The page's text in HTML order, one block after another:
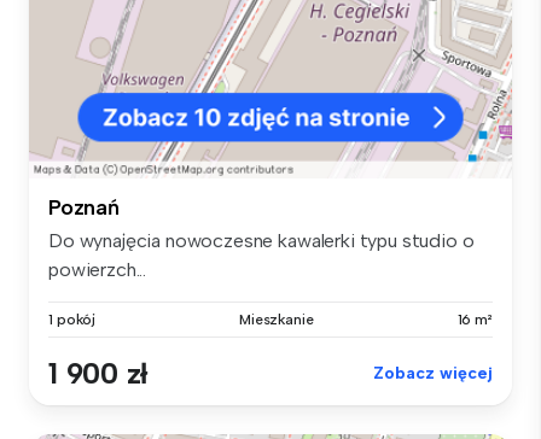
Poznań
Do wynajęcia nowoczesne kawalerki typu studio o
powierzch...
1 pokój Mieszkanie 16 m²
1 900 zł Zobacz więcej